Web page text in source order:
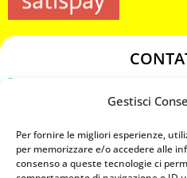
Gestisci
Per fornire le migliori esperienze,
per memorizzare e/o accedere alle
consenso a queste tecnologie ci